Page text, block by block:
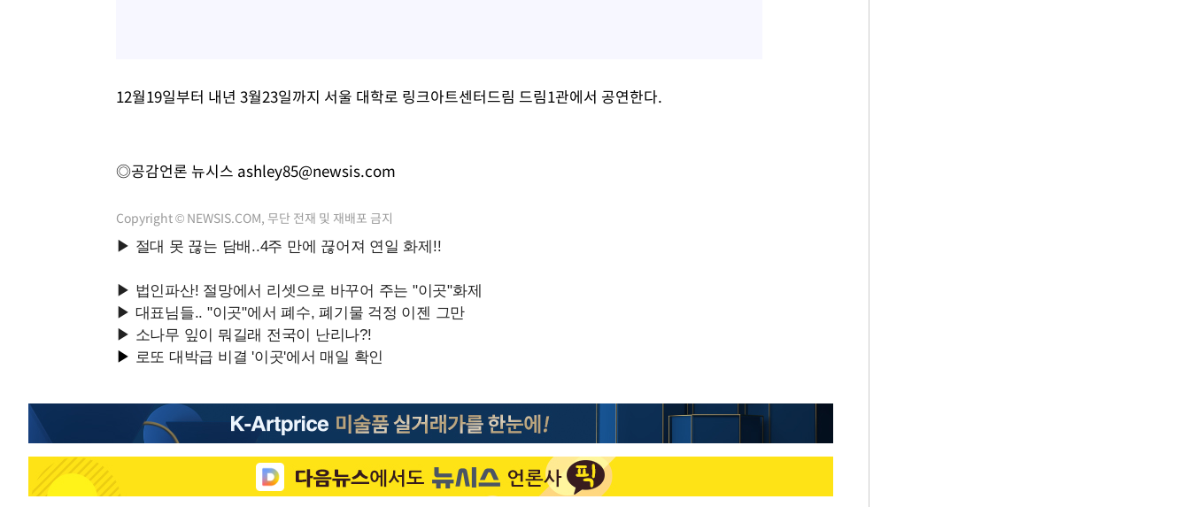
12월19일부터 내년 3월23일까지 서울 대학로 링크아트센터드림 드림1관에서 공연한다.
◎공감언론 뉴시스 ashley85@newsis.com
Copyright © NEWSIS.COM, 무단 전재 및 재배포 금지